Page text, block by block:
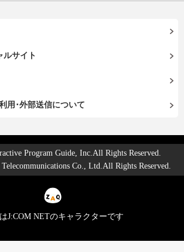
ルサイト
用･外部送信について
Program Guide, Inc.All Rights Reserved.
Co., Ltd.All Rights Reserved.
J:COM NETのキャラクターです